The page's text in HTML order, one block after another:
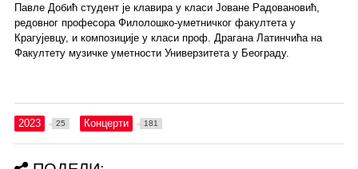
Павле Добић студент је клавира у класи Јоване Радовановић,
редовног професора Филолошко-уметничког факултета у
Крагујевцу, и композиције у класи проф. Драгана Латинчића на
Факултету музичке уметности Универзитета у Београду.
2023 25 Концерти 181